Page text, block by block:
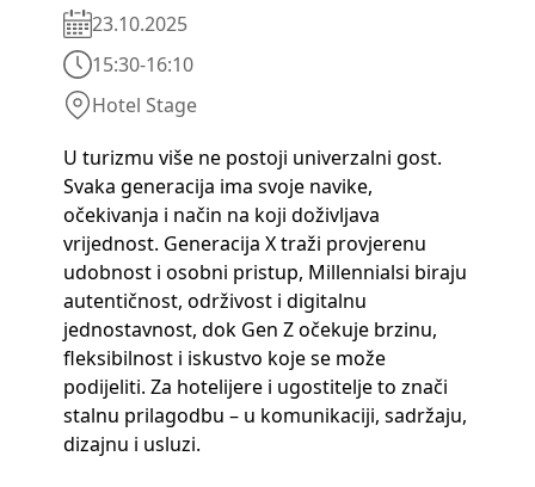
23.10.2025
15:30-16:10
Hotel Stage
U turizmu više ne postoji univerzalni gost.
Svaka generacija ima svoje navike,
očekivanja i način na koji doživljava
vrijednost. Generacija X traži provjerenu
udobnost i osobni pristup, Millennialsi biraju
autentičnost, održivost i digitalnu
jednostavnost, dok Gen Z očekuje brzinu,
fleksibilnost i iskustvo koje se može
podijeliti. Za hotelijere i ugostitelje to znači
stalnu prilagodbu – u komunikaciji, sadržaju,
dizajnu i usluzi.